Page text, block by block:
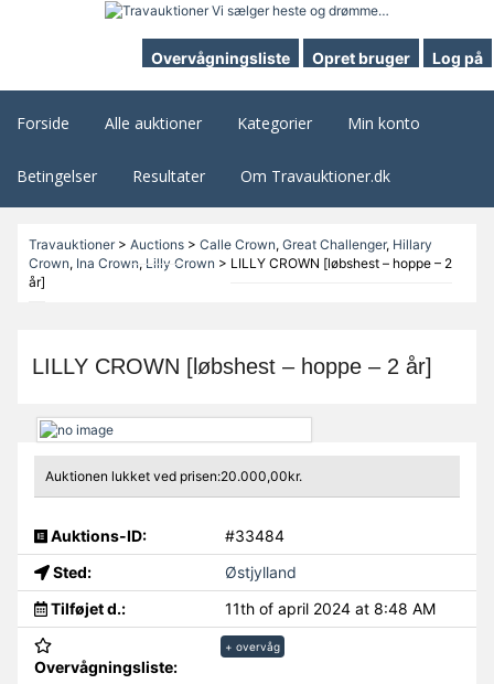
Overvågningsliste Opret bruger Log på
Forside Alle auktioner Kategorier Min konto
Betingelser Resultater Om Travauktioner.dk
Travauktioner> Auctions> Calle Crown, Great Challenger, Hillary
Crown, Ina Crown, Lilly Crown > LILLY CROWN [løbshest – hoppe – 2
år]
LILLY CROWN [løbshest – hoppe – 2 år]
Auktionen lukket ved prisen:20.000,00kr.
Auktions-ID:
#33484
Sted:
Østjylland
Tilføjet d.:
11th of april 2024 at 8:48 AM
Overvågningsliste:
+ overvåg